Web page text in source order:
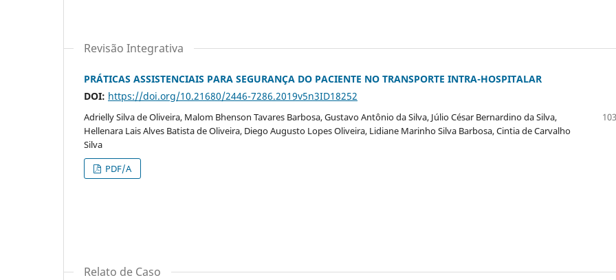
Revisão Integrativa
PRÁTICAS ASSISTENCIAIS PARA SEGURANÇA DO PACIENTE NO TRANSPORTE INTRA-HOSPITALAR
DOI: https://doi.org/10.21680/2446-7286.2019v5n3ID18252
Adrielly Silva de Oliveira, Malom Bhenson Tavares Barbosa, Gustavo Antônio da Silva, Júlio César Bernardino da Silva,
Hellenara Lais Alves Batista de Oliveira, Diego Augusto Lopes Oliveira, Lidiane Marinho Silva Barbosa, Cintia de Carvalho
Silva
PDF/A
Relato de Caso